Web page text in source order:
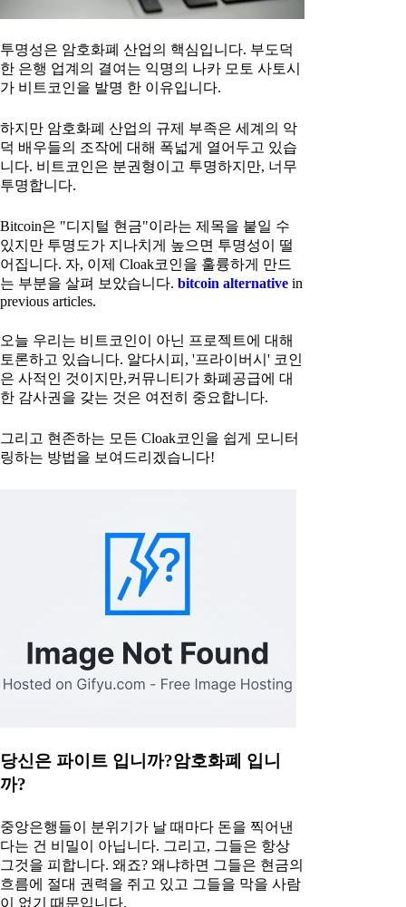
투명성은 암호화폐 산업의 핵심입니다. 부도덕
한 은행 업계의 결여는 익명의 나카 모토 사토시
가 비트코인을 발명 한 이유입니다.
하지만 암호화폐 산업의 규제 부족은 세계의 악
덕 배우들의 조작에 대해 폭넓게 열어두고 있습
니다. 비트코인은 분권형이고 투명하지만, 너무
투명합니다.
Bitcoin은 "디지털 현금"이라는 제목을 붙일 수
있지만 투명도가 지나치게 높으면 투명성이 떨
어집니다. 자, 이제 Cloak코인을 훌륭하게 만드
는 부분을 살펴 보았습니다. bitcoin alternative in
previous articles.
오늘 우리는 비트코인이 아닌 프로젝트에 대해
토론하고 있습니다. 알다시피, '프라이버시' 코인
은 사적인 것이지만,커뮤니티가 화폐공급에 대
한 감사권을 갖는 것은 여전히 중요합니다.
그리고 현존하는 모든 Cloak코인을 쉽게 모니터
링하는 방법을 보여드리겠습니다!
당신은 파이트 입니까?암호화폐 입니
까?
중앙은행들이 분위기가 날 때마다 돈을 찍어낸
다는 건 비밀이 아닙니다. 그리고, 그들은 항상
그것을 피합니다. 왜죠? 왜냐하면 그들은 현금의
흐름에 절대 권력을 쥐고 있고 그들을 막을 사람
이 없기 때문입니다.